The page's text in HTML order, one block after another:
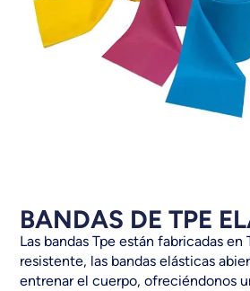
BANDAS DE TPE
Las bandas Tpe están fabricadas en
resistente, las bandas elásticas
entrenar el cuerpo, ofreciéndonos